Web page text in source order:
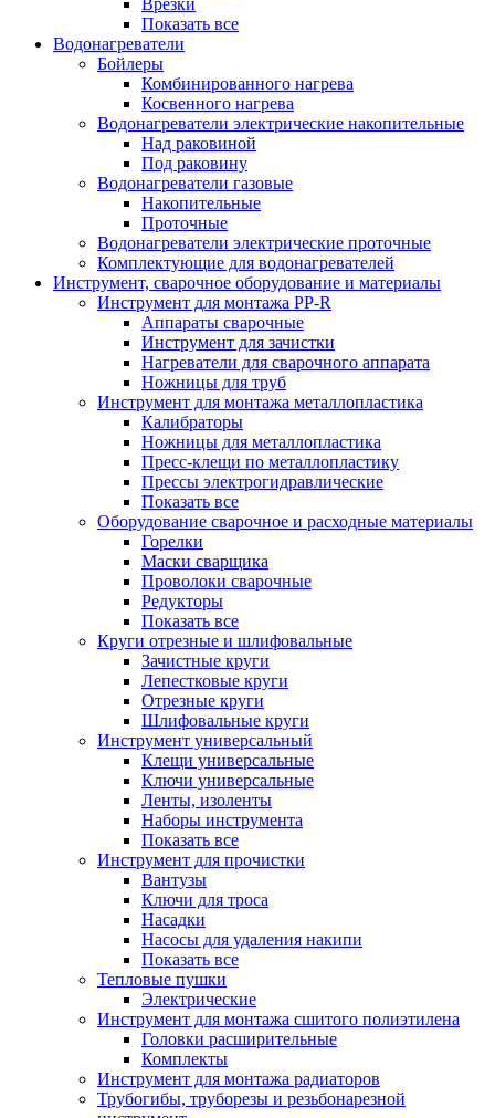
Врезки
Показать все
Водонагреватели
Бойлеры
Комбинированного нагрева
Косвенного нагрева
Водонагреватели электрические накопительные
Над раковиной
Под раковину
Водонагреватели газовые
Накопительные
Проточные
Водонагреватели электрические проточные
Комплектующие для водонагревателей
Инструмент, сварочное оборудование и материалы
Инструмент для монтажа PP-R
Аппараты сварочные
Инструмент для зачистки
Нагреватели для сварочного аппарата
Ножницы для труб
Инструмент для монтажа металлопластика
Калибраторы
Ножницы для металлопластика
Пресс-клещи по металлопластику
Прессы электрогидравлические
Показать все
Оборудование сварочное и расходные материалы
Горелки
Маски сварщика
Проволоки сварочные
Редукторы
Показать все
Круги отрезные и шлифовальные
Зачистные круги
Лепестковые круги
Отрезные круги
Шлифовальные круги
Инструмент универсальный
Клещи универсальные
Ключи универсальные
Ленты, изоленты
Наборы инструмента
Показать все
Инструмент для прочистки
Вантузы
Ключи для троса
Насадки
Насосы для удаления накипи
Показать все
Тепловые пушки
Электрические
Инструмент для монтажа сшитого полиэтилена
Головки расширительные
Комплекты
Инструмент для монтажа радиаторов
Трубогибы, труборезы и резьбонарезной